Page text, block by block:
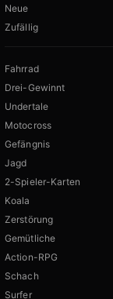
Neue
Zufällig
Fahrrad
Drei-Gewinnt
Undertale
Motocross
Gefängnis
Jagd
2-Spieler-Karten
Koala
Zerstörung
Gemütliche
Action-RPG
Schach
Surfer